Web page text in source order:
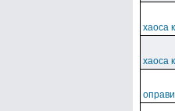
хаоса
хаоса